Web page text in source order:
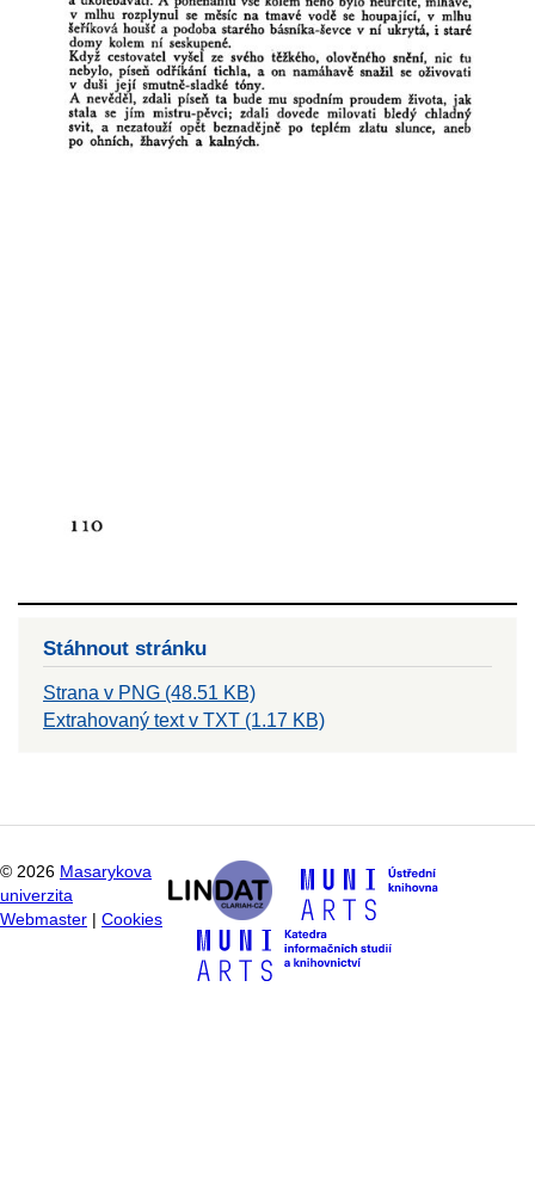
Stáhnout stránku
Strana v PNG (48.51 KB)
Extrahovaný text v TXT (1.17 KB)
© 2026 Masarykova
univerzita
Webmaster
Cookies